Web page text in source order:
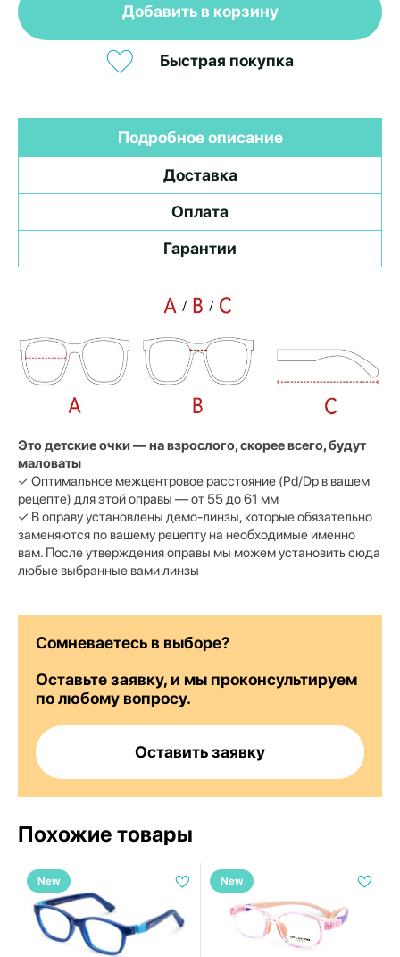
Добавить в корзину
Быстрая покупка
Подробное описание
Доставка
Оплата
Гарантии
Это детские очки — на взрослого, скорее всего, будут
маловаты
✓ Оптимальное межцентровое расстояние (Pd/Dp в вашем
рецепте) для этой оправы — от 55 до 61 мм
✓ В оправу установлены демо-линзы, которые обязательно
заменяются по вашему рецепту на необходимые именно
вам. После утверждения оправы мы можем установить сюда
любые выбранные вами линзы
Сомневаетесь в выборе?
Оставьте заявку, и мы проконсультируем
по любому вопросу.
Оставить заявку
Похожие товары
New New